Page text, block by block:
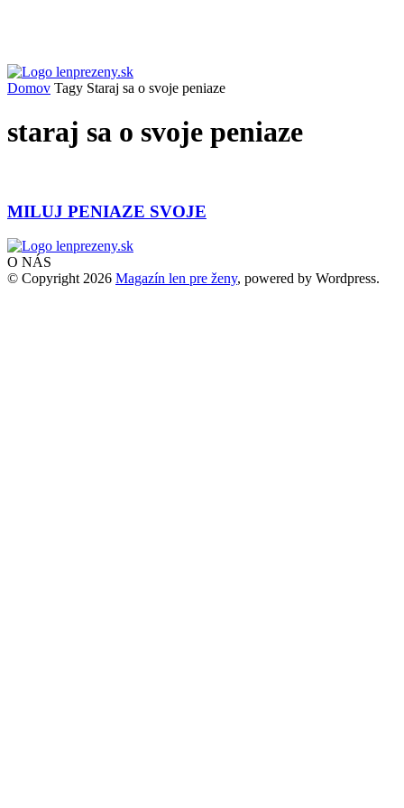
Domov Tagy Staraj sa o svoje peniaze
staraj sa o svoje peniaze
MILUJ PENIAZE SVOJE
O NÁS
© Copyright 2026 Magazín len pre ženy, powered by Wordpress.